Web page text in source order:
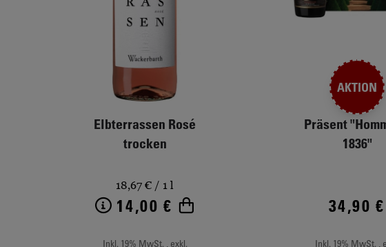
Elbterrassen Rosé
trocken
Weitere Informationen
14,00 € In den Warenkorb
Inkl. 19% MwSt.
exkl.
18,67 € / 1 l
AKTION
Präsent
1836"
34,90 €
Inkl. 19% MwSt.